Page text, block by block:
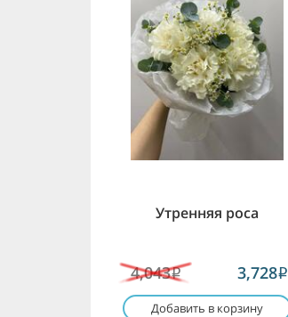
Утренняя роса
4,043i 3,728i
Добавить в корзину